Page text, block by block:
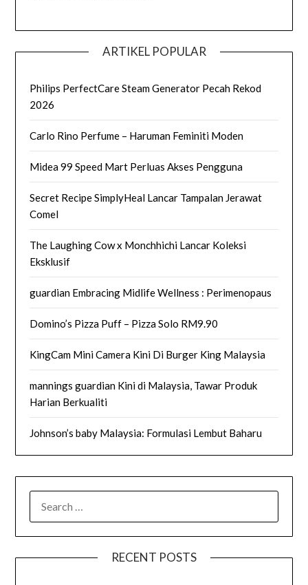
ARTIKEL POPULAR
Philips PerfectCare Steam Generator Pecah Rekod
2026
Carlo Rino Perfume – Haruman Feminiti Moden
Midea 99 Speed Mart Perluas Akses Pengguna
Secret Recipe SimplyHeal Lancar Tampalan Jerawat
Comel
The Laughing Cow x Monchhichi Lancar Koleksi
Eksklusif
guardian Embracing Midlife Wellness : Perimenopaus
Domino’s Pizza Puff – Pizza Solo RM9.90
KingCam Mini Camera Kini Di Burger King Malaysia
mannings guardian Kini di Malaysia, Tawar Produk
Harian Berkualiti
Johnson’s baby Malaysia: Formulasi Lembut Baharu
FOR:
RECENT POSTS